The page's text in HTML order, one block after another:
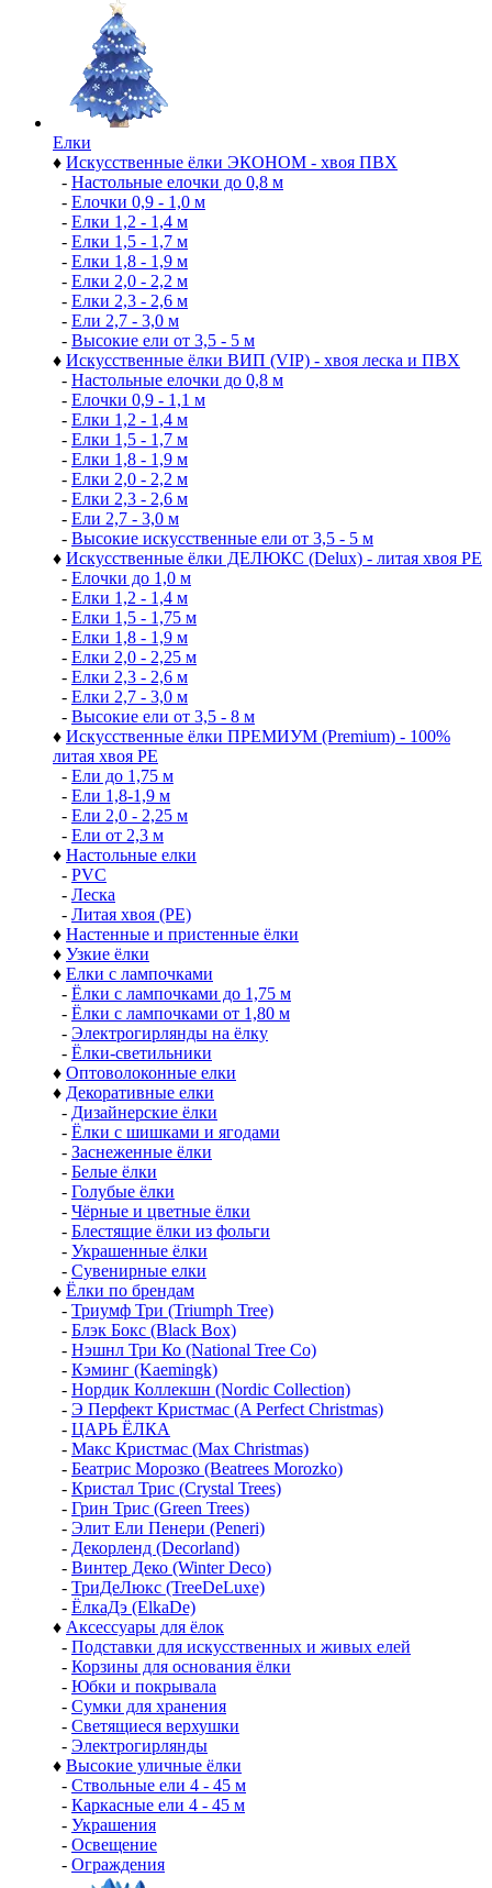
Елки
♦ Искусственные ёлки ЭКОНОМ - хвоя ПВХ
- Настольные елочки до 0,8 м
- Елочки 0,9 - 1,0 м
- Елки 1,2 - 1,4 м
- Елки 1,5 - 1,7 м
- Елки 1,8 - 1,9 м
- Елки 2,0 - 2,2 м
- Елки 2,3 - 2,6 м
- Ели 2,7 - 3,0 м
- Высокие ели от 3,5 - 5 м
♦ Искусственные ёлки ВИП (VIP) - хвоя леска и ПВХ
- Настольные елочки до 0,8 м
- Елочки 0,9 - 1,1 м
- Елки 1,2 - 1,4 м
- Елки 1,5 - 1,7 м
- Елки 1,8 - 1,9 м
- Елки 2,0 - 2,2 м
- Елки 2,3 - 2,6 м
- Ели 2,7 - 3,0 м
- Высокие искусственные ели от 3,5 - 5 м
♦ Искусственные ёлки ДЕЛЮКС (Delux) - литая хвоя РЕ
- Елочки до 1,0 м
- Елки 1,2 - 1,4 м
- Елки 1,5 - 1,75 м
- Елки 1,8 - 1,9 м
- Елки 2,0 - 2,25 м
- Елки 2,3 - 2,6 м
- Елки 2,7 - 3,0 м
- Высокие ели от 3,5 - 8 м
♦ Искусственные ёлки ПРЕМИУМ (Premium) - 100%
литая хвоя РЕ
- Ели до 1,75 м
- Ели 1,8-1,9 м
- Ели 2,0 - 2,25 м
- Ели от 2,3 м
♦ Настольные елки
- PVC
- Леска
- Литая хвоя (РЕ)
♦ Настенные и пристенные ёлки
♦ Узкие ёлки
♦ Елки с лампочками
- Ёлки с лампочками до 1,75 м
- Ёлки с лампочками от 1,80 м
- Электрогирлянды на ёлку
- Ёлки-светильники
♦ Оптоволоконные елки
♦ Декоративные елки
- Дизайнерские ёлки
- Ёлки с шишками и ягодами
- Заснеженные ёлки
- Белые ёлки
- Голубые ёлки
- Чёрные и цветные ёлки
- Блестящие ёлки из фольги
- Украшенные ёлки
- Сувенирные елки
♦ Ёлки по брендам
- Триумф Три (Triumph Tree)
- Блэк Бокс (Black Box)
- Нэшнл Три Ко (National Tree Co)
- Кэминг (Kaemingk)
- Нордик Коллекшн (Nordic Collection)
- Э Перфект Кристмас (A Perfect Christmas)
- ЦАРЬ ЁЛКА
- Макс Кристмас (Max Christmas)
- Беатрис Морозко (Beatrees Morozko)
- Кристал Трис (Crystal Trees)
- Грин Трис (Green Trees)
- Элит Ели Пенери (Peneri)
- Декорленд (Decorland)
- Винтер Деко (Winter Deco)
- ТриДеЛюкс (TreeDeLuxe)
- ЁлкаДэ (ElkaDe)
♦ Аксессуары для ёлок
- Подставки для искусственных и живых елей
- Корзины для основания ёлки
- Юбки и покрывала
- Сумки для хранения
- Светящиеся верхушки
- Электрогирлянды
♦ Высокие уличные ёлки
- Ствольные ели 4 - 45 м
- Каркасные ели 4 - 45 м
- Украшения
- Освещение
- Ограждения